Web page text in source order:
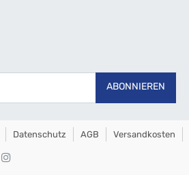
ABONNIEREN
Datenschutz AGB Versandkosten